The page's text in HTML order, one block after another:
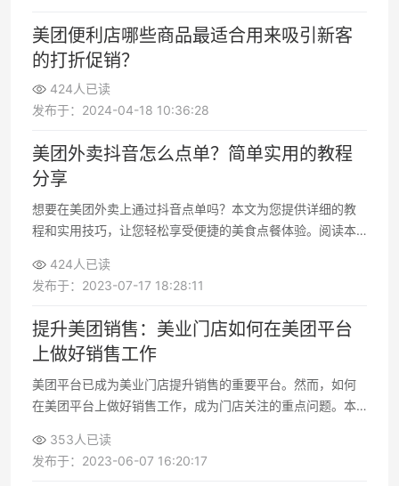
美团便利店哪些商品最适合用来吸引新客
的打折促销？
424人已读
发布于：2024-04-18 10:36:28
美团外卖抖音怎么点单？简单实用的教程
分享
想要在美团外卖上通过抖音点单吗？本文为您提供详细的教
程和实用技巧，让您轻松享受便捷的美食点餐体验。阅读本
更加多样化
424人已读
发布于：2023-07-17 18:28:11
提升美团销售：美业门店如何在美团平台
上做好销售工作
美团平台已成为美业门店提升销售的重要平台。然而，如何
在美团平台上做好销售工作，成为门店关注的重点问题。本
作
353人已读
发布于：2023-06-07 16:20:17